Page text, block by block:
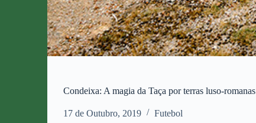
Condeixa: A magia da Taça por terras luso-romanas
17 de Outubro, 2019 Futebol